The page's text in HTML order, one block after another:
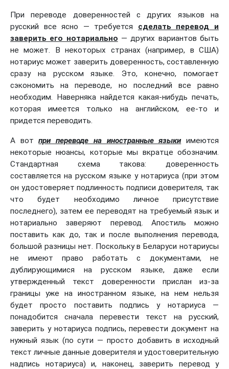
При переводе доверенностей с других языков на
русский все ясно — требуется сделать перевод и
заверить его нотариально — других вариантов быть
не может. В некоторых странах (например, в США)
нотариус может заверить доверенность, составленную
сразу на русском языке. Это, конечно, помогает
сэкономить на переводе, но последний все равно
необходим. Наверняка найдется какая-нибудь печать,
которая имеется только на английском, ее-то и
придется переводить.
А вотпри переводе на иностранные языкиимеются
некоторые нюансы, которые мы вкратце обозначим.
Стандартная схема такова: доверенность
составляется на русском языке у нотариуса (при этом
он удостоверяет подлинность подписи доверителя, так
что будет необходимо личное присутствие
последнего), затем ее переводят на требуемый язык и
нотариально заверяют перевод. Апостиль можно
поставить как до, так и после выполнения перевода,
большой разницы нет. Поскольку в Беларуси нотариусы
не имеют право работать с документами, не
дублирующимися на русском языке, даже если
утвержденный текст доверенности прислан из-за
границы уже на иностранном языке, на нем нельзя
будет просто поставить подпись у нотариуса —
понадобится сначала перевести текст на русский,
заверить у нотариуса подпись, перевести документ на
нужный язык (по сути — просто добавить в исходный
текст личные данные доверителя и удостоверительную
надпись нотариуса) и, наконец, заверить перевод у